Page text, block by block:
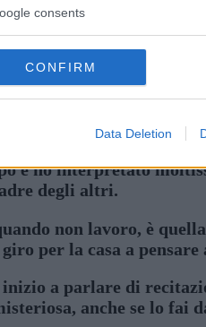
consents
CONFIRM
Data Deletion
Walken
e ho interpretato
degli altri.
non lavoro, è
per la casa a
a parlare di
anche se lo fai